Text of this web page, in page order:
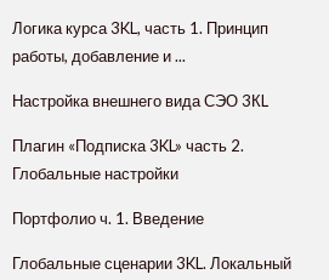
Логика курса 3KL, часть 1. Принцип
работы, добавление и ...
Настройка внешнего вида СЭО 3КL
Плагин «Подписка 3KL» часть 2.
Глобальные настройки
Портфолио ч. 1. Введение
Глобальные сценарии 3KL. Локальный